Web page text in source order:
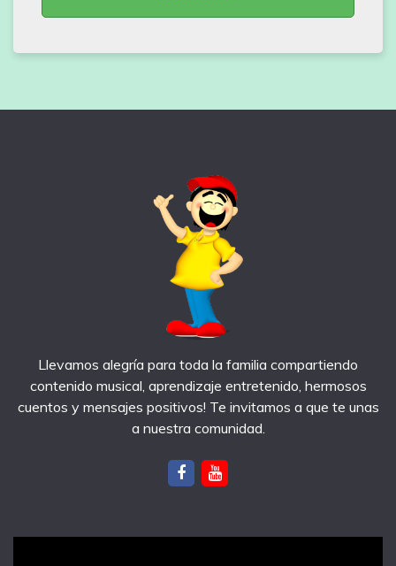
Llevamos alegría para toda la familia compartiendo
contenido musical, aprendizaje entretenido, hermosos
cuentos y mensajes positivos! Te invitamos a que te unas
a nuestra comunidad.